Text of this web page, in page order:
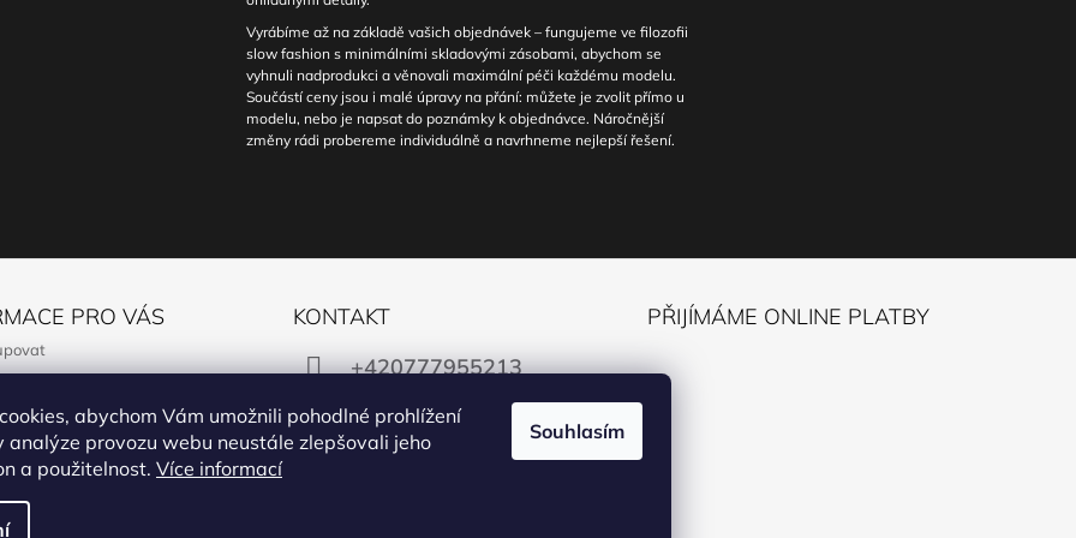
abychom Vám umožnili pohodlné prohlížení
analýze provozu webu neustále zlepšovali jeho
a použitelnost. Více informací
Souhlasím
Vyrábíme až na základě vašich objednávek – fungujeme ve filozofii
slow fashion s minimálními skladovými zásobami, abychom se
vyhnuli nadprodukci a věnovali maximální péči každému modelu.
Součástí ceny jsou i malé úpravy na přání: můžete je zvolit přímo u
modelu, nebo je napsat do poznámky k objednávce. Náročnější
změny rádi probereme individuálně a navrhneme nejlepší řešení.
PRO VÁS
ochrany osobních údajů
na odstoupení od smlouvy
formulář
KONTAKT
+420777955213
obchod@manon.black
PŘIJÍMÁME ONLINE PLATBY